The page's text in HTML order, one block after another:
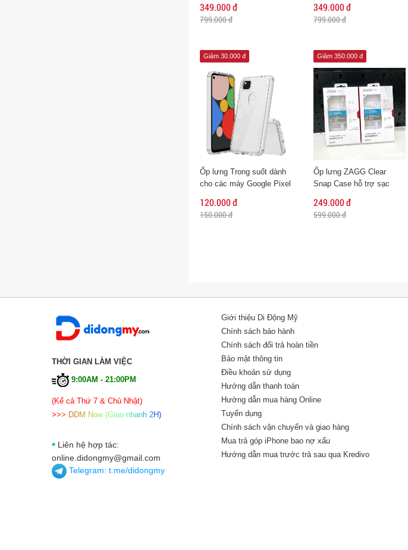
349.000 đ
799.000 đ
Pro Max
349.000 đ
799.000 đ
Giảm 30.000 đ
Ốp lưng Trong suốt dành
cho các máy Google Pixel
120.000 đ
150.000 đ
Giảm 350.000 đ
Ốp lưng ZAGG Clear
Snap Case hỗ trợ sạc
Pro Max
249.000 đ
599.000 đ
THỜI GIAN LÀM VIỆC
9:00AM - 21:00PM
(Kể cả Thứ 7 & Chủ Nhật)
>>> DDM Now (Giao nhanh 2H)
• Liên hệ hợp tác:
online.didongmy@gmail.com
Telegram: t.me/didongmy
Giới thiệu Di Động Mỹ
Chính sách bảo hành
Chính sách đổi trả hoàn tiền
Bảo mật thông tin
Điều khoản sử dụng
Hướng dẫn thanh toán
Hướng dẫn mua hàng Online
Tuyển dụng
Chính sách vận chuyển và giao hàng
Mua trả góp iPhone bao nợ xấu
Hướng dẫn mua trước trả sau qua Kredivo